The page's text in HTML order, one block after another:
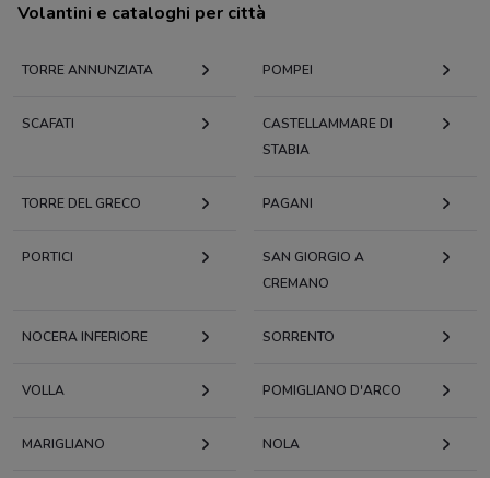
Volantini e cataloghi per città
TORRE ANNUNZIATA POMPEI
SCAFATI
CASTELLAMMARE DI
STABIA
TORRE DEL GRECO PAGANI
PORTICI
SAN GIORGIO A
CREMANO
NOCERA INFERIORE SORRENTO
VOLLA POMIGLIANO D'ARCO
MARIGLIANO NOLA